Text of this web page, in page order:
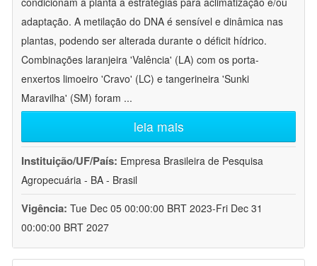
adaptação. A metilação do DNA é sensível e dinâmica nas
plantas, podendo ser alterada durante o déficit hídrico.
Combinações laranjeira 'Valência' (LA) com os porta-
enxertos limoeiro 'Cravo' (LC) e tangerineira 'Sunki
Maravilha' (SM) foram ...
leia mais
Instituição/UF/País: Empresa Brasileira de Pesquisa
Agropecuária - BA - Brasil
Vigência: Tue Dec 05 00:00:00 BRT 2023-Fri Dec 31
00:00:00 BRT 2027